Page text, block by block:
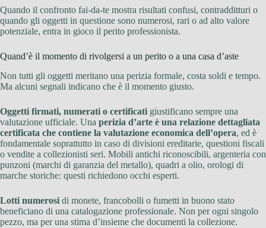
Quando il confronto fai-da-te mostra risultati confusi, contradditturi o
quando gli oggetti in questione sono numerosi, rari o ad alto valore
potenziale, entra in gioco il perito professionista.
Quand’è il momento di rivolgersi a un perito o a una casa d’aste
Non tutti gli oggetti meritano una perizia formale, costa soldi e tempo.
Ma alcuni segnali indicano che è il momento giusto.
Oggetti firmati, numerati o certificati giustificano sempre una
valutazione ufficiale. Una perizia d’arte è una relazione dettagliata
certificata che contiene la valutazione economica dell’opera, ed è
fondamentale soprattutto in caso di divisioni ereditarie, questioni fiscali
o vendite a collezionisti seri. Mobili antichi riconoscibili, argenteria con
punzoni (marchi di garanzia del metallo), quadri a olio, orologi di
marche storiche: questi richiedono occhi esperti.
Lotti numerosi di monete, francobolli o fumetti in buono stato
beneficiano di una catalogazione professionale. Non per ogni singolo
pezzo, ma per una stima d’insieme che documenti la collezione.